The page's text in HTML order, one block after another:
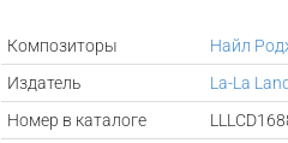
Композиторы
Найл
Издатель
La-La
Номер в каталоге